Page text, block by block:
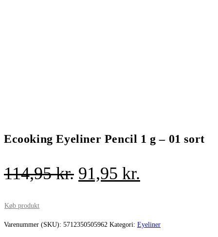
Ecooking Eyeliner Pencil 1 g – 01 sort
114,95kr. Den
var:
91,95 kr.
er:
Køb produkt
Varenummer (SKU): 5712350505962 Kategori: Eyeliner